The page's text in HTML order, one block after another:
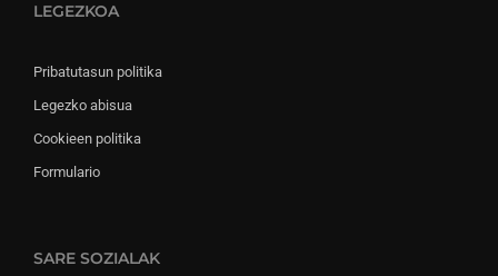
LEGEZKOA
Pribatutasun politika
Legezko abisua
Cookieen politika
Formulario
SARE SOZIALAK